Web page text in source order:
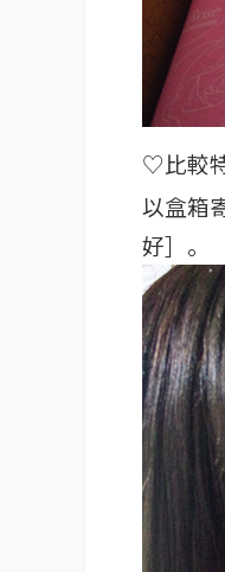
♡比較
以盒箱
好］。